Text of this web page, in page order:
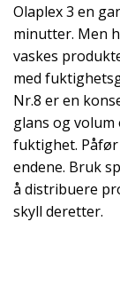
Olaplex 3 en
minutter. Men
vaskes
med
Nr.8 er en
glans og
fuktighet.
endene. Bruk
å distribuere
skyll deretter.